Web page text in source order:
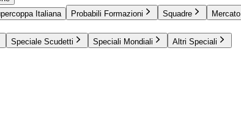
Italiana Probabili Formazioni Squadre Mercato
Speciale Scudetti Speciali Mondiali Altri Speciali